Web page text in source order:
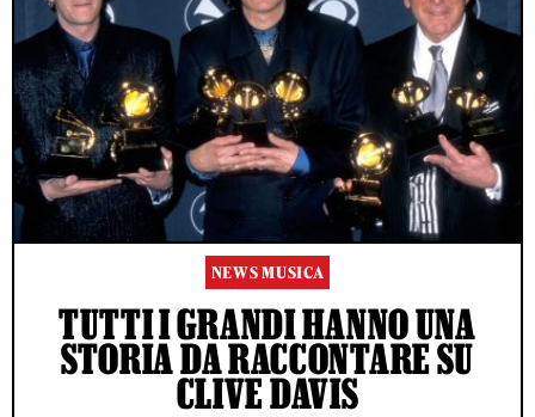
NEWS MUSICA
TUTTI I GRANDI HANNO UNA
STORIA DA RACCONTARE SU
CLIVE DAVIS